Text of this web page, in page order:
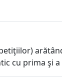
cu prima şi